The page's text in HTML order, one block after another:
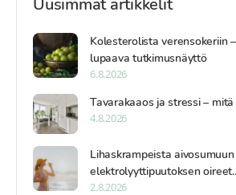
Kolesterolista verensokeriin
lupaava tutkimusnäyttö
6.8.2026
Tavarakaaos ja stressi –
4.8.2026
Lihaskrampeista
elektrolyyttipuutoksen
2.8.2026